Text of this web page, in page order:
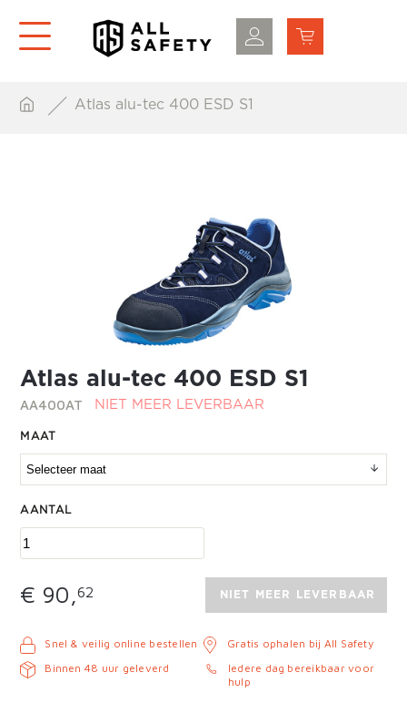
Atlas alu-tec 400 ESD S1
Atlas alu-tec 400 ESD S1
AA400AT NIET MEER LEVERBAAR
MAAT
AANTAL
€ 90,62 NIET MEER LEVERBAAR
Snel & veilig online bestellen
Binnen 48 uur geleverd
Gratis ophalen bij All Safety
Iedere dag bereikbaar voor
hulp